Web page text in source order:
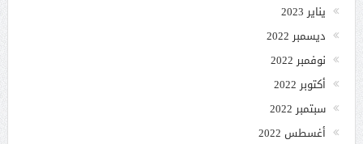
يناير 2023
ديسمبر 2022
نوفمبر 2022
أكتوبر 2022
سبتمبر 2022
أغسطس 2022